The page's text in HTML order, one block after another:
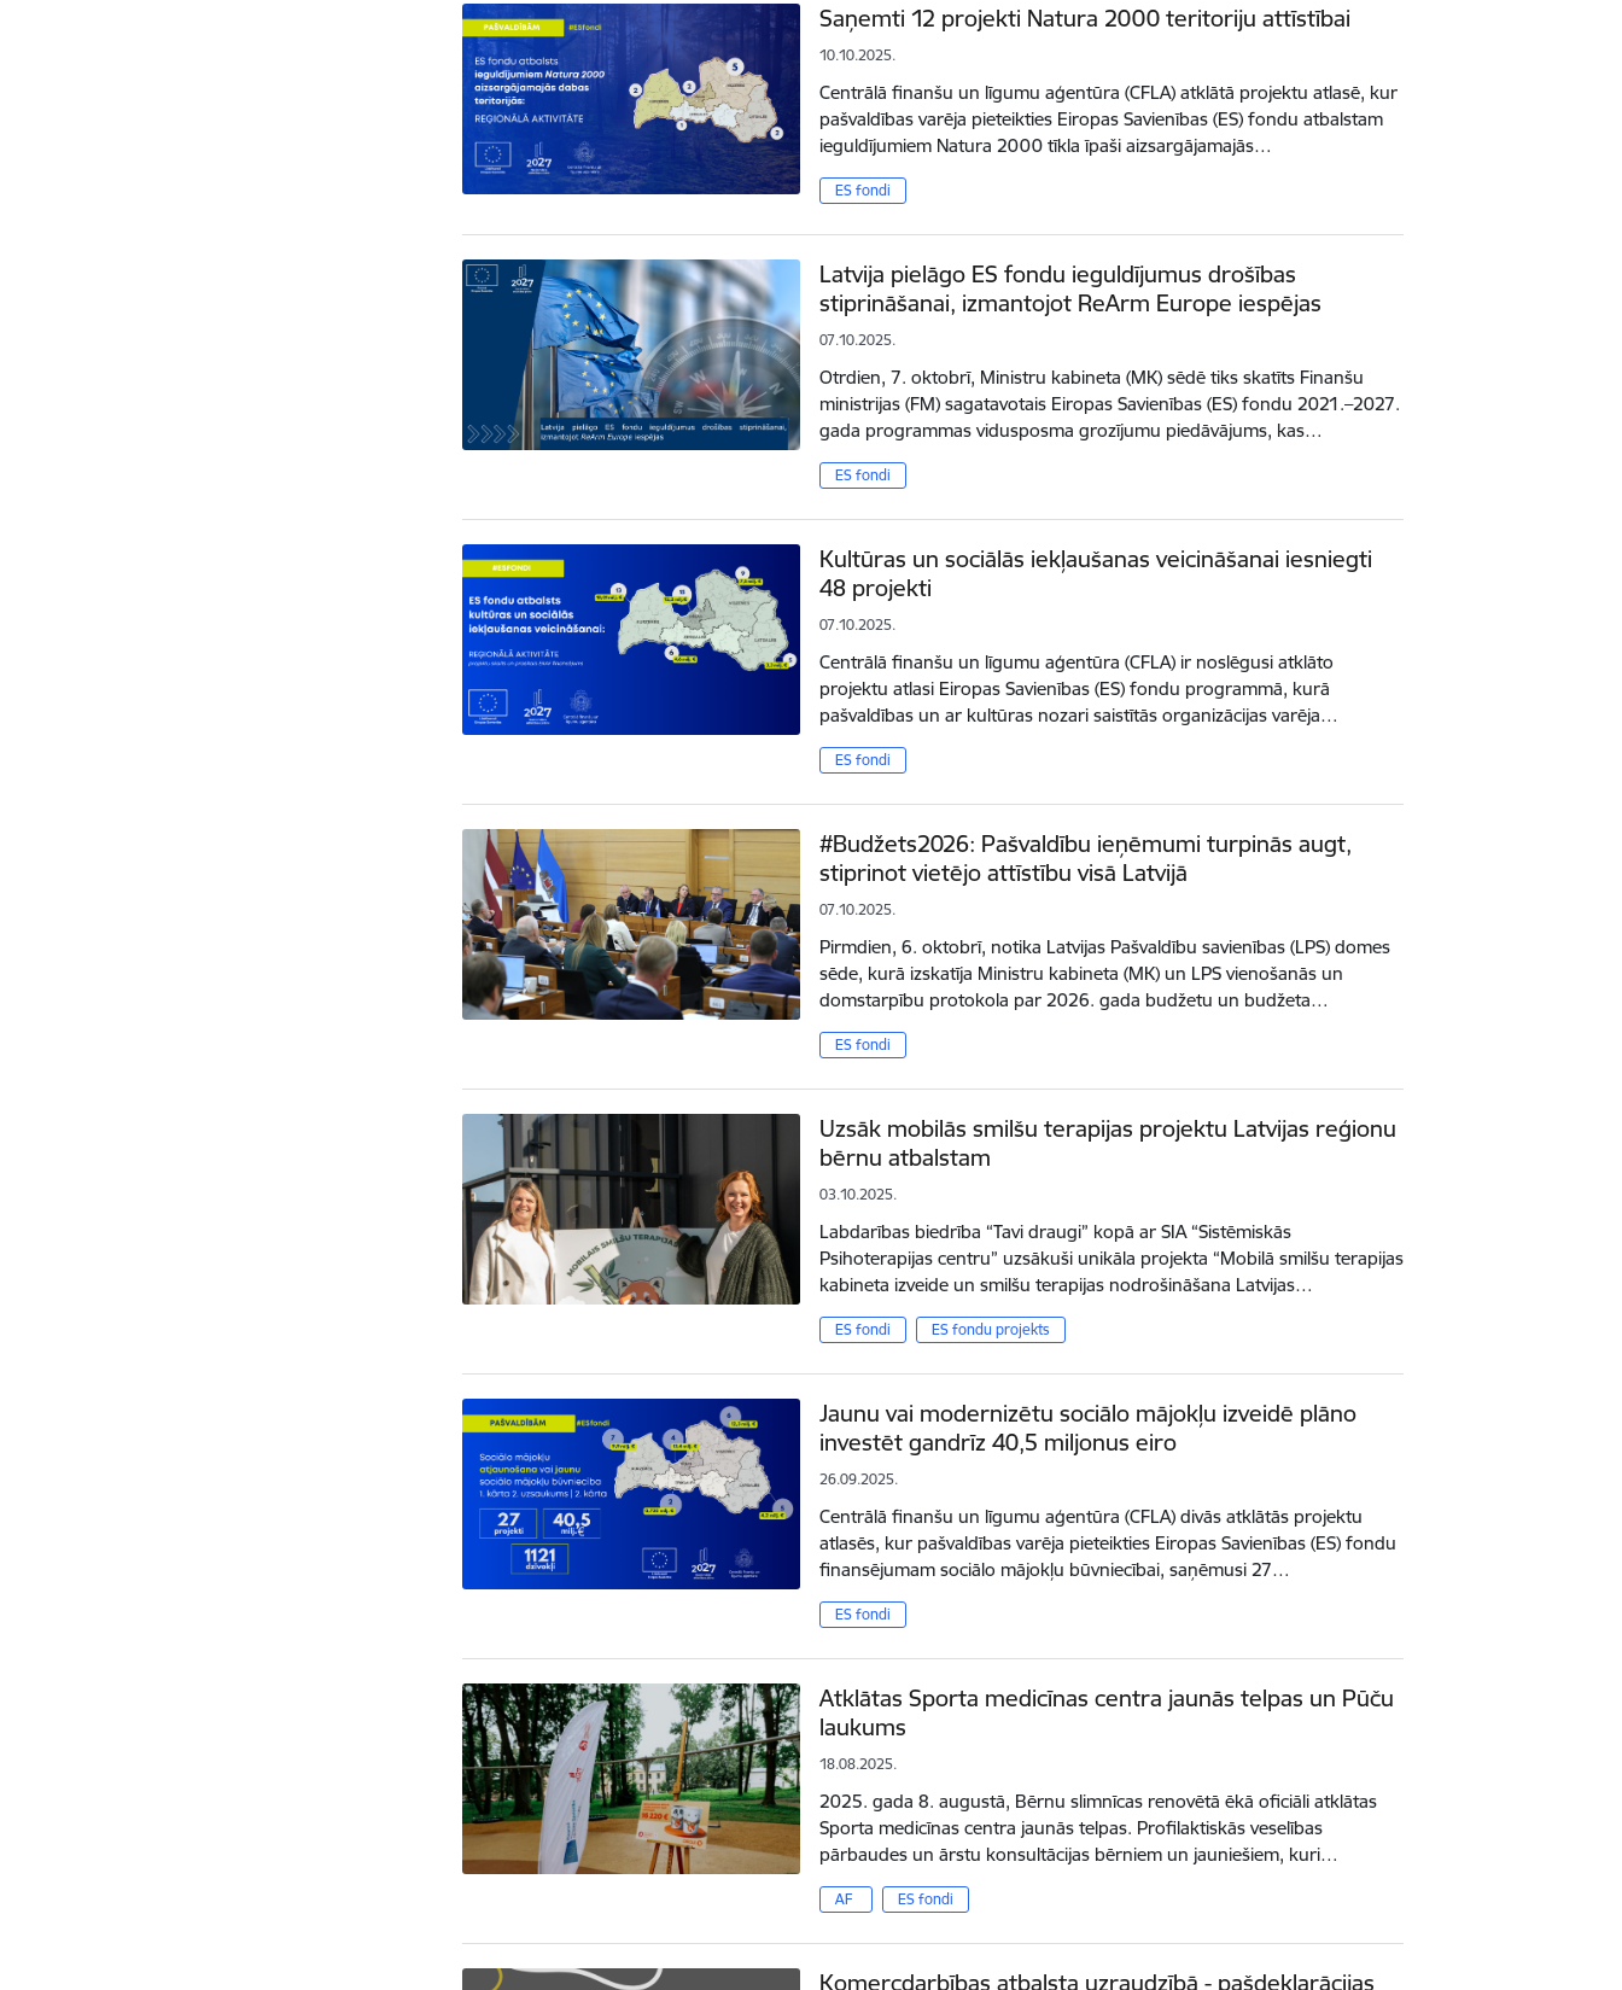
Saņemti 12 projekti Natura 2000 teritoriju attīstībai
10.10.2025.
Centrālā finanšu un līgumu aģentūra (CFLA) atklātā projektu atlasē, kur
pašvaldības varēja pieteikties Eiropas Savienības (ES) fondu atbalstam
ieguldījumiem Natura 2000 tīkla īpaši aizsargājamajās…
ES fondi
Latvija pielāgo ES fondu ieguldījumus drošības
stiprināšanai, izmantojot ReArm Europe iespējas
07.10.2025.
Otrdien, 7. oktobrī, Ministru kabineta (MK) sēdē tiks skatīts Finanšu
ministrijas (FM) sagatavotais Eiropas Savienības (ES) fondu 2021.–2027.
gada programmas vidusposma grozījumu piedāvājums, kas…
ES fondi
Kultūras un sociālās iekļaušanas veicināšanai iesniegti
48 projekti
07.10.2025.
Centrālā finanšu un līgumu aģentūra (CFLA) ir noslēgusi atklāto
projektu atlasi Eiropas Savienības (ES) fondu programmā, kurā
pašvaldības un ar kultūras nozari saistītās organizācijas varēja…
ES fondi
#Budžets2026: Pašvaldību ieņēmumi turpinās augt,
stiprinot vietējo attīstību visā Latvijā
07.10.2025.
Pirmdien, 6. oktobrī, notika Latvijas Pašvaldību savienības (LPS) domes
sēde, kurā izskatīja Ministru kabineta (MK) un LPS vienošanās un
domstarpību protokola par 2026. gada budžetu un budžeta…
ES fondi
Uzsāk mobilās smilšu terapijas projektu Latvijas reģionu
bērnu atbalstam
03.10.2025.
Labdarības biedrība “Tavi draugi” kopā ar SIA “Sistēmiskās
Psihoterapijas centru” uzsākuši unikāla projekta “Mobilā smilšu terapijas
kabineta izveide un smilšu terapijas nodrošināšana Latvijas…
ES fondi ES fondu projekts
Jaunu vai modernizētu sociālo mājokļu izveidē plāno
investēt gandrīz 40,5 miljonus eiro
26.09.2025.
Centrālā finanšu un līgumu aģentūra (CFLA) divās atklātās projektu
atlasēs, kur pašvaldības varēja pieteikties Eiropas Savienības (ES) fondu
finansējumam sociālo mājokļu būvniecībai, saņēmusi 27…
ES fondi
Atklātas Sporta medicīnas centra jaunās telpas un Pūču
laukums
18.08.2025.
2025. gada 8. augustā, Bērnu slimnīcas renovētā ēkā oficiāli atklātas
Sporta medicīnas centra jaunās telpas. Profilaktiskās veselības
pārbaudes un ārstu konsultācijas bērniem un jauniešiem, kuri…
AF ES fondi
Komercdarbības atbalsta uzraudzībā - pašdeklarācijas